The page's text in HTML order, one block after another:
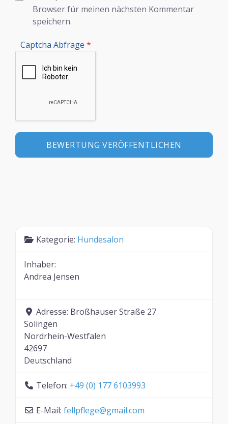
Browser für meinen nächsten Kommentar
speichern.
Captcha Abfrage *
Kategorie: Hundesalon
Inhaber:
Andrea Jensen
Adresse: Broßhauser Straße 27
Solingen
Nordrhein-Westfalen
42697
Deutschland
Telefon: +49 (0) 177 6103993
E-Mail: fellpflege@gmail.com